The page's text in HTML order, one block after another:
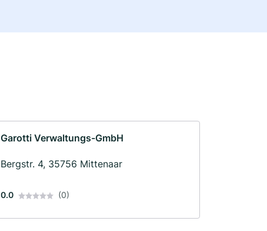
Garotti Verwaltungs-GmbH
Bergstr. 4, 35756 Mittenaar
0.0 (0)